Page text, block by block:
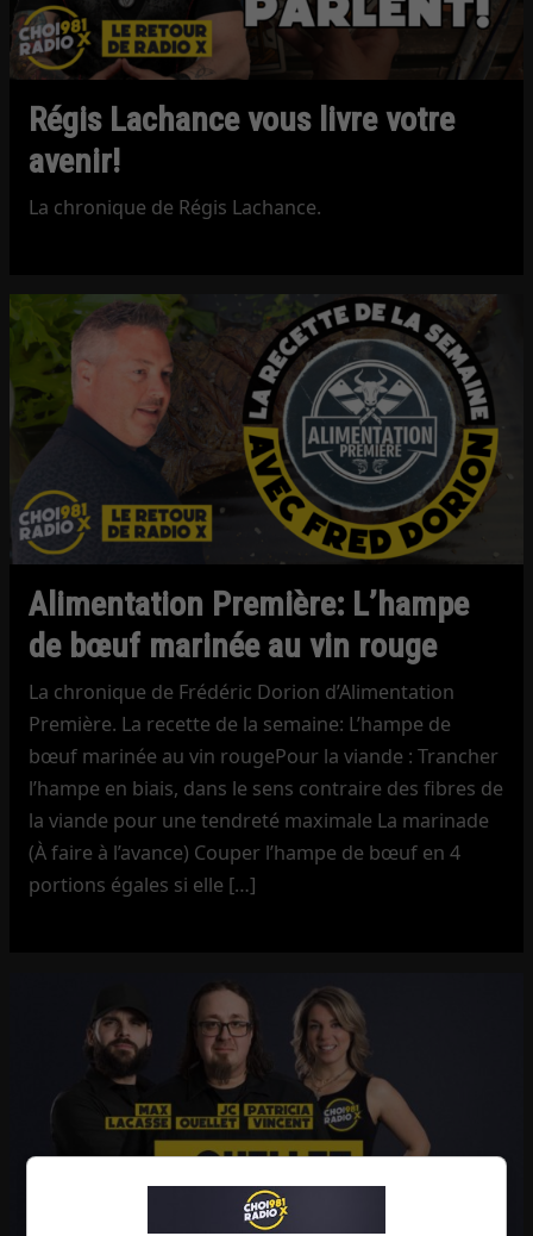
Régis Lachance vous livre votre
avenir!
La chronique de Régis Lachance.
Alimentation Première: L’hampe
de bœuf marinée au vin rouge
La chronique de Frédéric Dorion d’Alimentation
Première. La recette de la semaine: L’hampe de
bœuf marinée au vin rougePour la viande : Trancher
l’hampe en biais, dans le sens contraire des fibres de
la viande pour une tendreté maximale La marinade
(À faire à l’avance) Couper l’hampe de bœuf en 4
portions égales si elle […]